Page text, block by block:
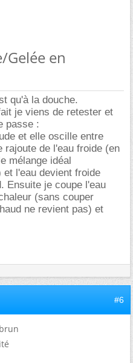
Gelée en
qu'à la douche.
je viens de retester et
passe :
et elle oscille entre
rajoute de l'eau froide (en
mélange idéal
et l'eau devient froide
Ensuite je coupe l'eau
(sans couper
ne revient pas) et
#6